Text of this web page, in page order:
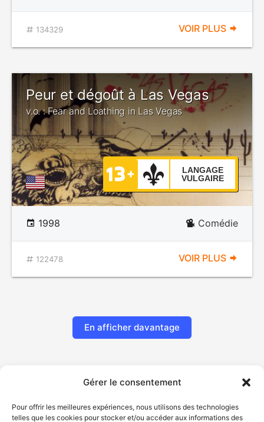
Gérer le consentement
Pour offrir les meilleures expériences, nous utilisons des technologies
telles que les cookies pour stocker et/ou accéder aux informations des
134329 VOIR PLUS
Peur et dégoût à Las Vegas
v.o. : Fear and Loathing in Las Vegas
LANGAGE
VULGAIRE
1998 Comédie
122478 VOIR PLUS
En afficher davantage